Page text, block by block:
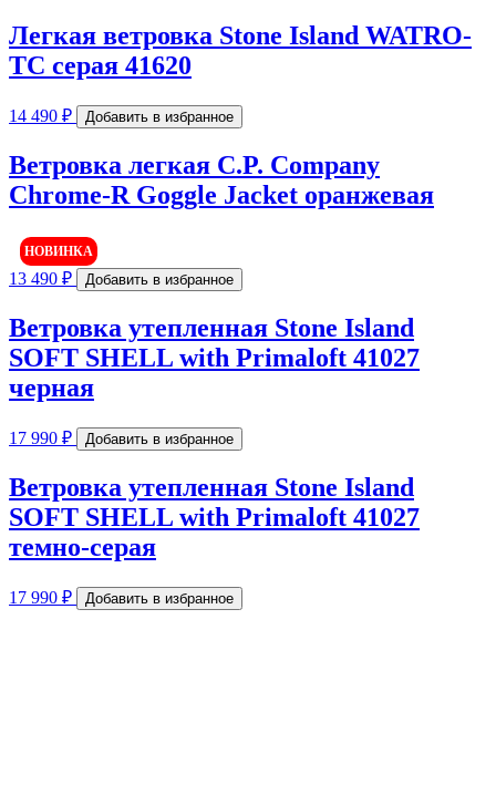
Легкая ветровка Stone Island WATRO-
TC серая 41620
14 490 ₽ Добавить в избранное
Ветровка легкая C.P. Company
Chrome-R Goggle Jacket оранжевая
НОВИНКА
13 490 ₽ Добавить в избранное
Ветровка утепленная Stone Island
SOFT SHELL with Primaloft 41027
черная
17 990 ₽ Добавить в избранное
Ветровка утепленная Stone Island
SOFT SHELL with Primaloft 41027
темно-серая
17 990 ₽ Добавить в избранное